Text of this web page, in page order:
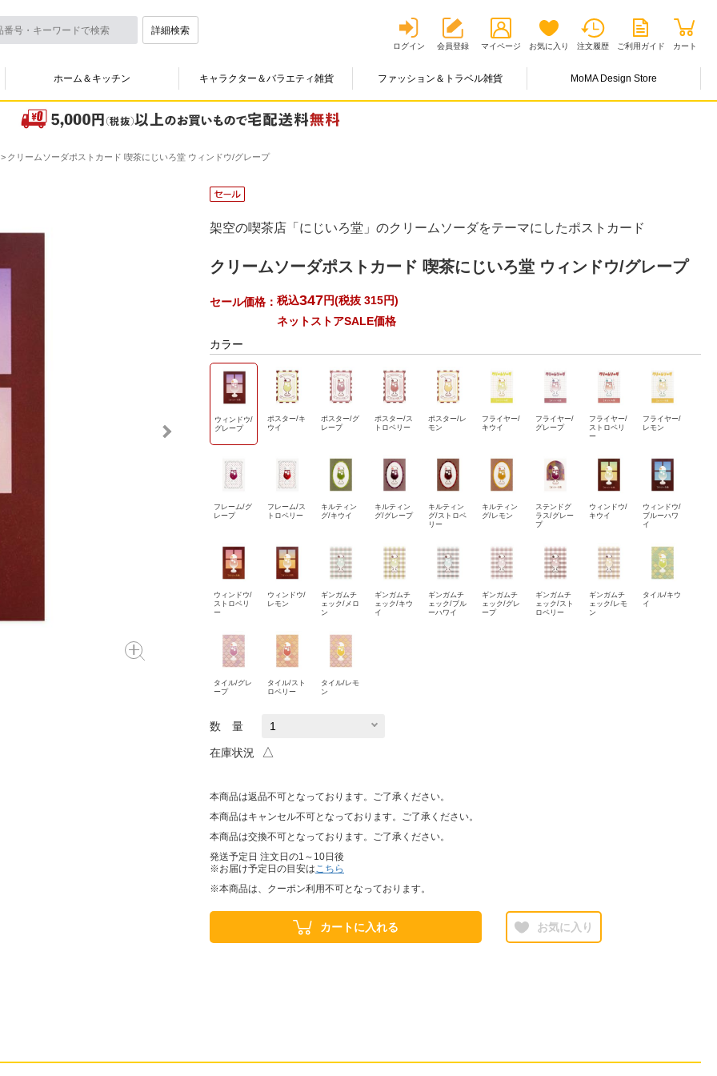
詳細検索
ログイン 会員登録 マイページ お気に入り 注文履歴 ご利用ガイド カート
ホーム＆キッチン キャラクター＆バラエティ雑貨 ファッション＆トラベル雑貨 MoMA Design Store
クリームソーダポストカード 喫茶にじいろ堂 ウィンドウ/グレープ
架空の喫茶店「にじいろ堂」のクリームソーダをテーマにしたポストカード
クリームソーダポストカード 喫茶にじいろ堂 ウィンドウ/グレープ
セール価格： 税込347円(税抜 315円)
ネットストアSALE価格
カラー
ウィンドウ/
グレープ
ポスター/キ
ウイ
ポスター/グ
レープ
ポスター/ス
トロベリー
ポスター/レ
モン
フライヤー/
キウイ
フライヤー/
グレープ
フライヤー/
ストロベリ
ー
フライヤー/
レモン
フレーム/グ
レープ
フレーム/ス
トロベリー
キルティン
グ/キウイ
キルティン
グ/グレープ
キルティン
グ/ストロベ
リー
キルティン
グ/レモン
ステンドグ
ラス/グレー
プ
ウィンドウ/
キウイ
ウィンドウ/
ブルーハワ
イ
ウィンドウ/
ストロベリ
ー
ウィンドウ/
レモン
ギンガムチ
ェック/メロ
ン
ギンガムチ
ェック/キウ
イ
ギンガムチ
ェック/ブル
ーハワイ
ギンガムチ
ェック/グレ
ープ
ギンガムチ
ェック/スト
ロベリー
ギンガムチ
ェック/レモ
ン
タイル/キウ
イ
タイル/グレ
ープ
タイル/スト
ロベリー
タイル/レモ
ン
数 量
在庫状況 △
本商品は返品不可となっております。ご了承ください。
本商品はキャンセル不可となっております。ご了承ください。
本商品は交換不可となっております。ご了承ください。
発送予定日 注文日の1～10日後
※お届け予定日の目安はこちら
※本商品は、クーポン利用不可となっております。
カートに入れる お気に入り